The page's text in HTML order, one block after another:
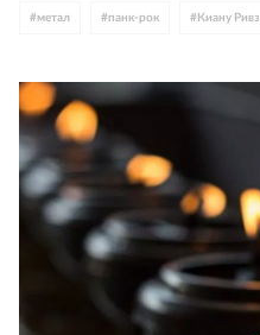
#метал #панк-рок # Киану Ривз